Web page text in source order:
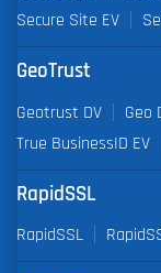
Secure Site EV
GeoTrust
Geotrust DV Geo
True BusinessID EV
RapidSSL
RapidSSL